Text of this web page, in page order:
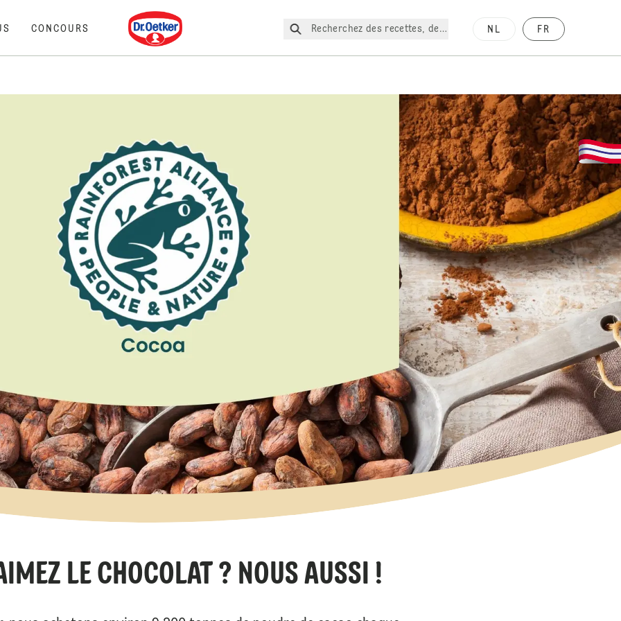
CONCOURS
Dr. Oetker
Recherchez des recettes, des produits, etc.
NL FR
LE CHOCOLAT ? NOUS AUSSI !